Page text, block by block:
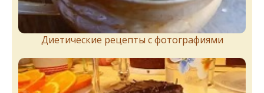
Диетические рецепты с фотографиями